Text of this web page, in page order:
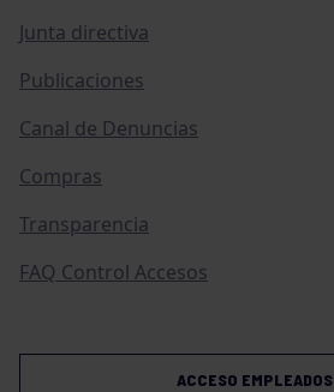
Junta directiva
Publicaciones
Canal de Denuncias
Compras
Transparencia
FAQ Control Accesos
ACCESO EMPLEADOS